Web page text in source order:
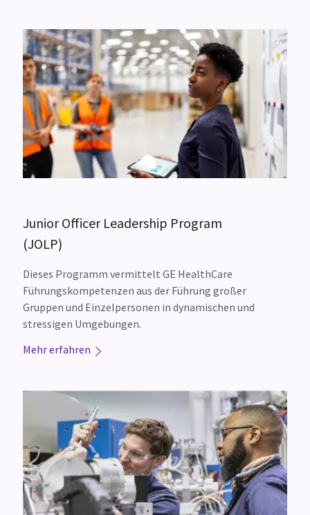
Junior Officer Leadership Program
(JOLP)
Dieses Programm vermittelt GE HealthCare
Führungskompetenzen aus der Führung großer
Gruppen und Einzelpersonen in dynamischen und
stressigen Umgebungen.
Mehr erfahren